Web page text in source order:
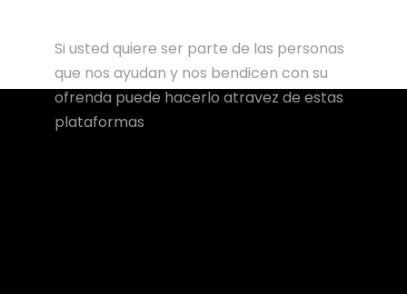
Si usted quiere ser parte de las personas
que nos ayudan y nos bendicen con su
ofrenda puede hacerlo atravez de estas
plataformas